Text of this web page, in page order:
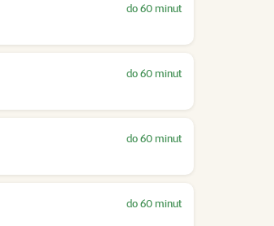
do 60 minut
do 60 minut
do 60 minut
do 60 minut